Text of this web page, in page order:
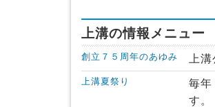
上溝の情報メニュー
創立７５周年のあゆみ 上
上溝夏祭り
毎年
す。